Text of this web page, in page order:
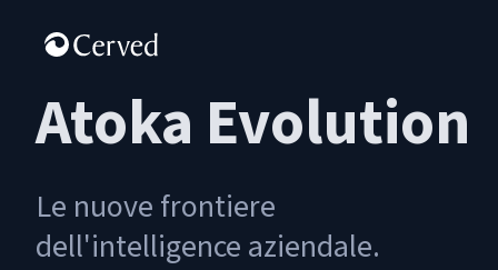
Atoka Evolution
Le nuove frontiere
dell'intelligence aziendale.